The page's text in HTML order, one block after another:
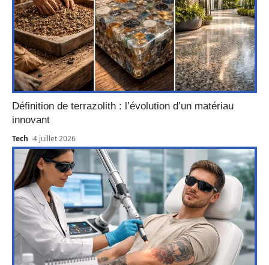
Définition de terrazolith : l’évolution d’un matériau
innovant
Tech 4 juillet 2026